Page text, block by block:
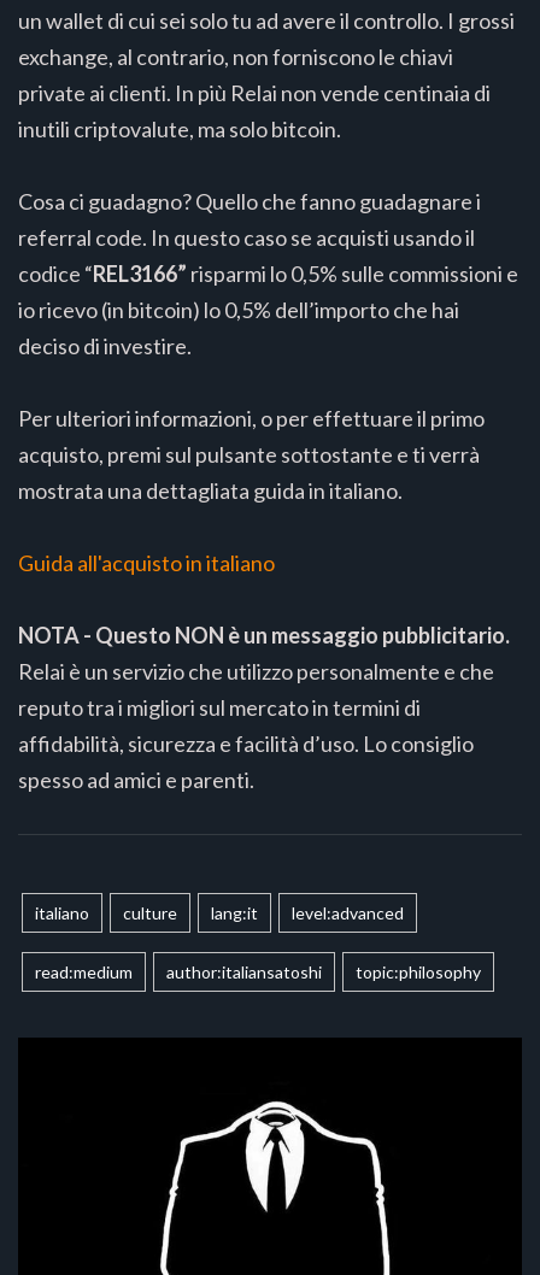
un wallet di cui sei solo tu ad avere il controllo. I grossi
exchange, al contrario, non forniscono le chiavi
private ai clienti. In più Relai non vende centinaia di
inutili criptovalute, ma solo bitcoin.
Cosa ci guadagno? Quello che fanno guadagnare i
referral code. In questo caso se acquisti usando il
codice “REL3166” risparmi lo 0,5% sulle commissioni e
io ricevo (in bitcoin) lo 0,5% dell’importo che hai
deciso di investire.
Per ulteriori informazioni, o per effettuare il primo
acquisto, premi sul pulsante sottostante e ti verrà
mostrata una dettagliata guida in italiano.
Guida all'acquisto in italiano
NOTA - Questo NON è un messaggio pubblicitario.
Relai è un servizio che utilizzo personalmente e che
reputo tra i migliori sul mercato in termini di
affidabilità, sicurezza e facilità d’uso. Lo consiglio
spesso ad amici e parenti.
italiano culture lang:it level:advanced
read:medium author:italiansatoshi topic:philosophy